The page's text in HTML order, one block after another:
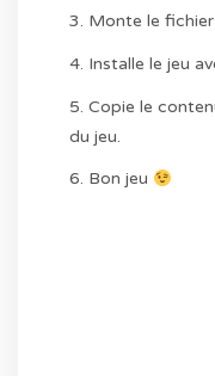
3. Monte le
4. Installe le jeu
5. Copie le
du jeu.
6. Bon jeu